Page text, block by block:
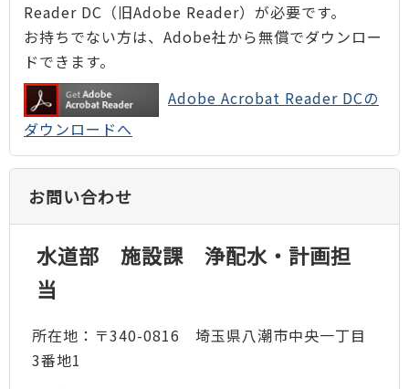
Reader DC（旧Adobe Reader）が必要です。
お持ちでない方は、Adobe社から無償でダウンロー
ドできます。
Adobe Acrobat Reader DCの
ダウンロードへ
お問い合わせ
水道部 施設課 浄配水・計画担
当
所在地：〒340-0816 埼玉県八潮市中央一丁目
3番地1